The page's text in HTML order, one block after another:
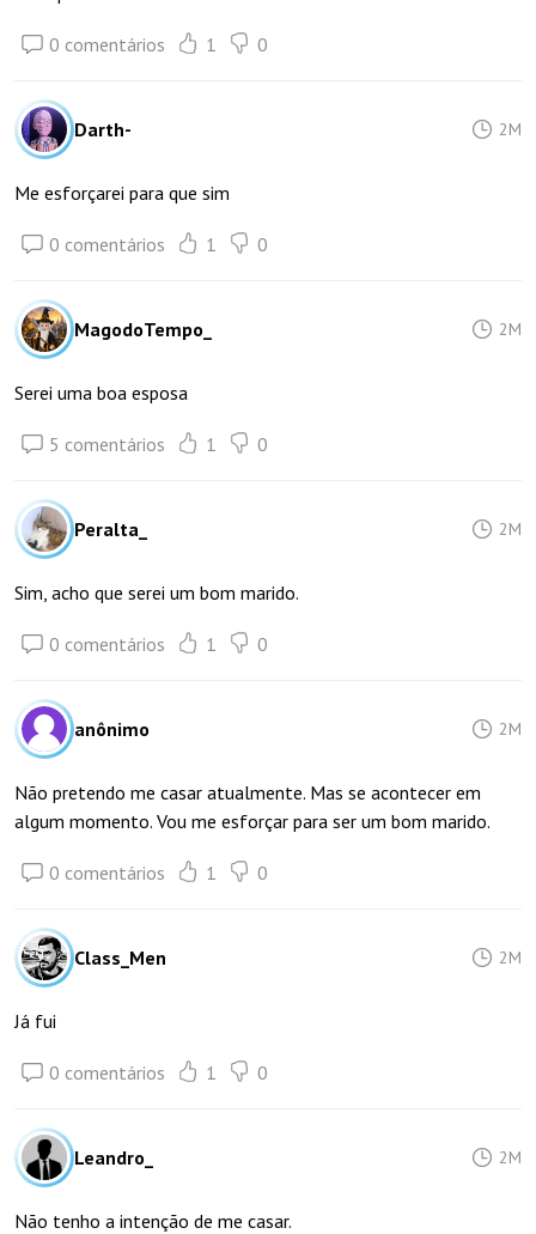
0 comentários 1 0
Darth- 2M
Me esforçarei para que sim
0 comentários 1 0
MagodoTempo_ 2M
Serei uma boa esposa
5 comentários 1 0
Peralta_ 2M
Sim, acho que serei um bom marido.
0 comentários 1 0
anônimo 2M
Não pretendo me casar atualmente. Mas se acontecer em
algum momento. Vou me esforçar para ser um bom marido.
0 comentários 1 0
Class_Men 2M
Já fui
0 comentários 1 0
Leandro_ 2M
Não tenho a intenção de me casar.